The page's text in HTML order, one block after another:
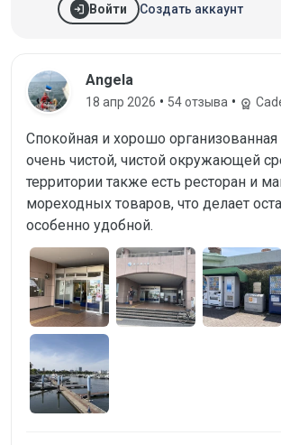
login Войти Создать аккаунт
Отзыв от Angela, 18 апр
Angela
18 апр 2026 • 54 отзыва • workspace_premium
Спокойная и хорошо
очень чистой, чистой окружающей
территории также есть ресторан и
мореходных товаров, что делает
особенно удобной.